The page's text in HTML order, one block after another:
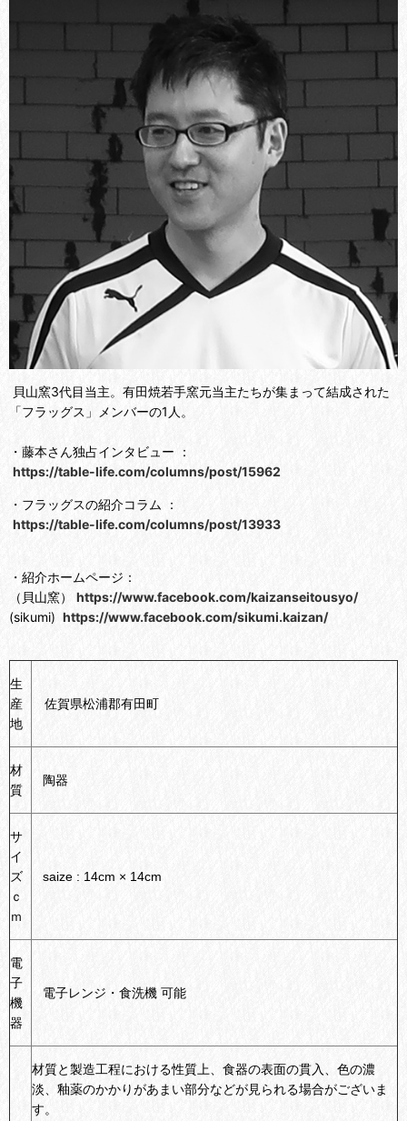
貝山窯3代目当主。有田焼若手窯元当主たちが集まって結成された
「フラッグス」メンバーの1人。
・藤本さん独占インタビュー ：
https://table-life.com/columns/post/15962
・フラッグスの紹介コラム ：
https://table-life.com/columns/post/13933
・紹介ホームページ：
（貝山窯） https://www.facebook.com/kaizanseitousyo/
(sikumi) https://www.facebook.com/sikumi.kaizan/
生
産
地
佐賀県松浦郡有田町
材
質
陶器
サ
イ
ズ
ｃ
ｍ
saize : 14cm × 14cm
電
子
機
器
電子レンジ・食洗機 可能
材質と製造工程における性質上、食器の表面の貫入、色の濃
淡、釉薬のかかりがあまい部分などが見られる場合がございま
す。